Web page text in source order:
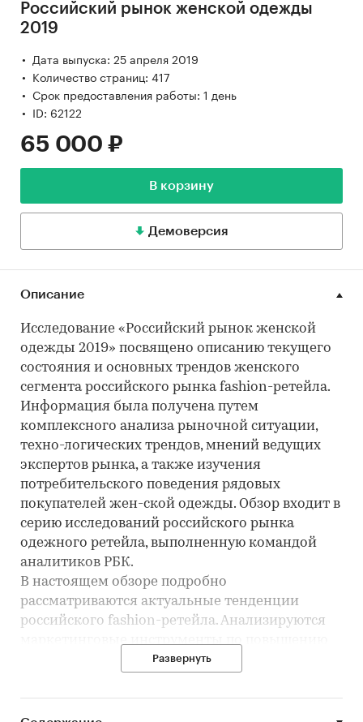
Российский рынок женской одежды
2019
Дата выпуска: 25 апреля 2019
Количество страниц: 417
Срок предоставления работы: 1 день
ID: 62122
65 000 ₽
В корзину
Демоверсия
Описание
Исследование «Российский рынок женской
одежды 2019» посвящено описанию текущего
состояния и основных трендов женского
сегмента российского рынка fashion-ретейла.
Информация была получена путем
комплексного анализа рыночной ситуации,
техно-логических трендов, мнений ведущих
экспертов рынка, а также изучения
потребительского поведения рядовых
покупателей жен-ской одежды. Обзор входит в
серию исследований российского рынка
одежного ретейла, выполненную командой
аналитиков РБК.
В настоящем обзоре подробно
рассматриваются актуальные тенденции
российского fashion-ретейла. Анализируются
маркетинговые инструменты по повышению
конверсии магазинов, обращается внимание
fashion-ретейлерами, рассматривается
востребованность среди покупателей
Развернуть